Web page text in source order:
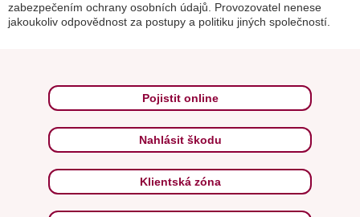
zabezpečením ochrany osobních údajů. Provozovatel nenese
jakoukoliv odpovědnost za postupy a politiku jiných společností.
Pojistit online
Nahlásit škodu
Klientská zóna